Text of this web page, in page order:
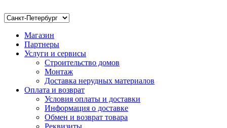
Магазин
Партнеры
Услуги и сервисы
Строительство домов
Монтаж
Доставка нерудных материалов
Оплата и возврат
Условия оплаты и доставки
Информация о доставке
Обмен и возврат товара
Реквизиты